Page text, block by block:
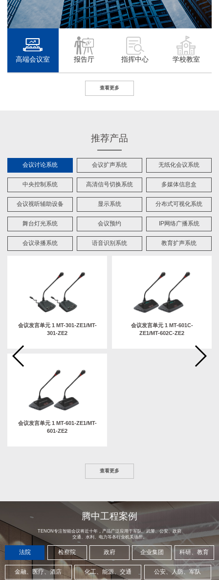
高端会议室 报告厅 指挥中心 学校教室
查看更多
推荐产品
会议讨论系统 会议扩声系统 无纸化会议系统
中央控制系统 高清信号切换系统 多媒体信息盒
会议视听辅助设备 显示系统 分布式可视化系统
舞台灯光系统 会议预约 IP网络广播系统
会议录播系统 语音识别系统 教育扩声系统
会议发言单元 1 MT-301-ZE1/MT-
301-ZE2
会议发言单元 1 MT-601-ZE1/MT-
601-ZE2
会议发言单元 1 MT-601C-
ZE1/MT-602C-ZE2
查看更多
腾中工程案例
TENON专注智能会议将近十年，产品广泛应用于军队、武警、公安、政府
交通、水利、电力等各行业机关场所。
法院 检察院 政府 企业集团 科研、教育
金融、医疗、酒店 化工、能源、交通 公安、人防、军队